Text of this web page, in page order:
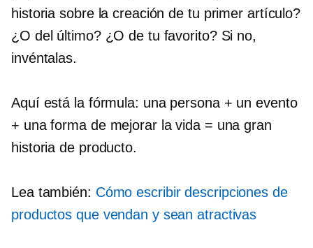
historia sobre la creación de tu primer artículo?
¿O del último? ¿O de tu favorito? Si no,
invéntalas.
Aquí está la fórmula: una persona + un evento
+ una forma de mejorar la vida = una gran
historia de producto.
Lea también: Cómo escribir descripciones de
productos que vendan y sean atractivas